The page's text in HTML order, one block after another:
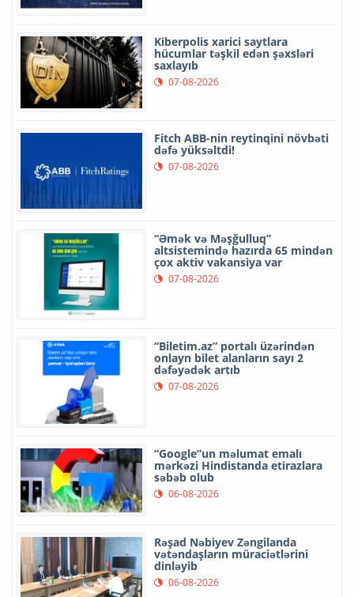
Kiberpolis xarici saytlara
hücumlar təşkil edən şəxsləri
saxlayıb
07-08-2026
Fitch ABB-nin reytinqini növbəti
dəfə yüksəltdi!
07-08-2026
“Əmək və Məşğulluq”
altsistemində hazırda 65 mindən
çox aktiv vakansiya var
07-08-2026
“Biletim.az” portalı üzərindən
onlayn bilet alanların sayı 2
dəfəyədək artıb
07-08-2026
“Google”un məlumat emalı
mərkəzi Hindistanda etirazlara
səbəb olub
06-08-2026
Rəşad Nəbiyev Zəngilanda
vətəndaşların müraciətlərini
dinləyib
06-08-2026